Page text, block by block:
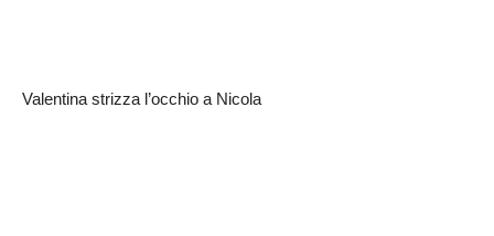
Valentina strizza l’occhio a Nicola